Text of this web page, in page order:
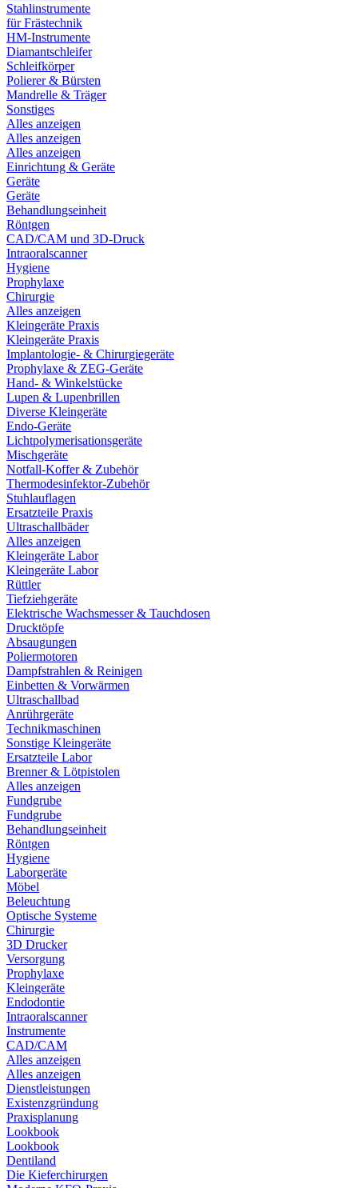
Stahlinstrumente
für Frästechnik
HM-Instrumente
Diamantschleifer
Schleifkörper
Polierer & Bürsten
Mandrelle & Träger
Sonstiges
Alles anzeigen
Alles anzeigen
Alles anzeigen
Einrichtung & Geräte
Geräte
Geräte
Behandlungseinheit
Röntgen
CAD/CAM und 3D-Druck
Intraoralscanner
Hygiene
Prophylaxe
Chirurgie
Alles anzeigen
Kleingeräte Praxis
Kleingeräte Praxis
Implantologie- & Chirurgiegeräte
Prophylaxe & ZEG-Geräte
Hand- & Winkelstücke
Lupen & Lupenbrillen
Diverse Kleingeräte
Endo-Geräte
Lichtpolymerisationsgeräte
Mischgeräte
Notfall-Koffer & Zubehör
Thermodesinfektor-Zubehör
Stuhlauflagen
Ersatzteile Praxis
Ultraschallbäder
Alles anzeigen
Kleingeräte Labor
Kleingeräte Labor
Rüttler
Tiefziehgeräte
Elektrische Wachsmesser & Tauchdosen
Drucktöpfe
Absaugungen
Poliermotoren
Dampfstrahlen & Reinigen
Einbetten & Vorwärmen
Ultraschallbad
Anrührgeräte
Technikmaschinen
Sonstige Kleingeräte
Ersatzteile Labor
Brenner & Lötpistolen
Alles anzeigen
Fundgrube
Fundgrube
Behandlungseinheit
Röntgen
Hygiene
Laborgeräte
Möbel
Beleuchtung
Optische Systeme
Chirurgie
3D Drucker
Versorgung
Prophylaxe
Kleingeräte
Endodontie
Intraoralscanner
Instrumente
CAD/CAM
Alles anzeigen
Alles anzeigen
Dienstleistungen
Existenzgründung
Praxisplanung
Lookbook
Lookbook
Dentiland
Die Kieferchirurgen